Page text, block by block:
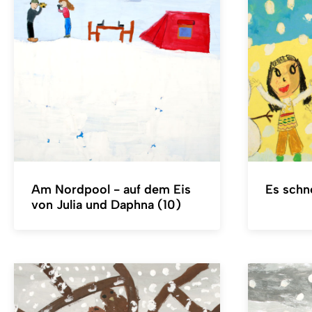
Am Nordpool - auf dem Eis
von Julia und Daphna (10)
Es